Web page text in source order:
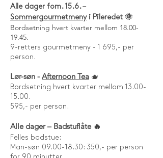
Alle dager fom. 15.6. –
Sommergourmetmenyi Pileredet 🌞
Bordsetning hvert kvarter mellom 18.00-
19.45.
9-retters gourmetmeny - 1 695,- per
person.
Lør-søn - Afternoon Tea 🫖
Bordsetning hvert kvarter mellom 13.00-
15.00.
595,- per person.
Alle dager – Badstuflåte 🔥
Felles badstue:
Man-søn 09.00-18.30: 350,- per person